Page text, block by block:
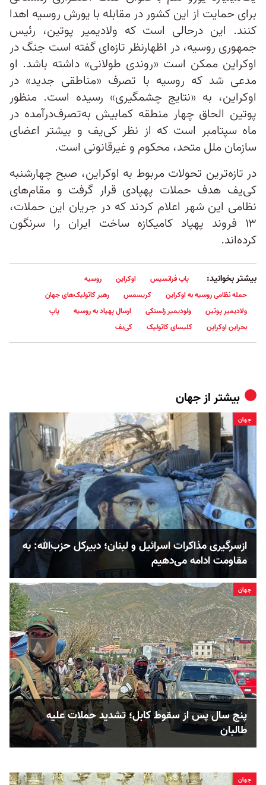
برای حمایت از این کشور در مقابله با یورش روسیه اهدا
کنند. این درحالی است که ولادیمیر پوتین، رئیس‌
جمهوری روسیه، در اظهارنظر تازه‌ای گفته است جنگ در
اوکراین ممکن است «روندی طولانی» داشته باشد. او
مدعی شد که روسیه با تصرف «مناطقی جدید» در
اوکراین، به «نتایج چشمگیری» رسیده است. منظور
پوتین الحاق چهار منطقه کمابیش به‌تصرف‌درآمده در
ماه سپتامبر است که از نظر کی‌یف و بیشتر اعضای
سازمان ملل متحد، محکوم و غیرقانونی است.
در تازه‌ترین تحولات مربوط به اوکراین، صبح چهارشنبه
کی‌یف هدف حملات پهپادی قرار گرفت و مقام‌های
نظامی این شهر اعلام کردند که در جریان این حملات،
۱۳ فروند پهپاد کامیکازه ساخت ایران را سرنگون
کرده‌اند.
بیشتر بخوانید: پاپ فرانسیس اوکراین
روسیه
حمله نظامی روسیه به اوکراین
کریسمس
رهبر کاتولیک‌های جهان
ولادیمیر پوتین
ولودیمیر زلسنکی ارسال پهپاد به روسیه
پاپ
بحراین اوکراین
کلیسای کاتولیک کی‌یف
بیشتر ازجهان
جهان
ازسرگیری مذاکرات اسرائیل و لبنان؛ دبیرکل حزب‌الله: به
مقاومت ادامه می‌دهیم
جهان
پنج سال پس از سقوط کابل؛ تشدید حملات علیه
طالبان
جهان